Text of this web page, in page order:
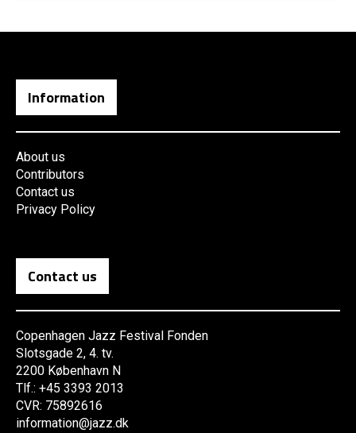
Information
About us
Contributors
Contact us
Privacy Policy
Contact us
Copenhagen Jazz Festival Fonden
Slotsgade 2, 4. tv.
2200 København N
Tlf.: +45 3393 2013
CVR: 75892616
information@jazz.dk